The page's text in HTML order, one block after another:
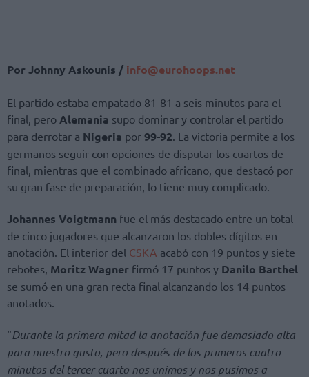
Por Johnny Askounis / info@eurohoops.net
El partido estaba empatado 81-81 a seis minutos para el
final, pero Alemania supo dominar y controlar el partido
para derrotar a Nigeria por 99-92 . La victoria permite a los
germanos seguir con opciones de disputar los cuartos de
final, mientras que el combinado africano, que destacó por
su gran fase de preparación, lo tiene muy complicado.
Johannes Voigtmann fue el más destacado entre un total
de cinco jugadores que alcanzaron los dobles dígitos en
anotación. El interior del CSKA acabó con 19 puntos y siete
rebotes, Moritz Wagner firmó 17 puntos y Danilo Barthel
se sumó en una gran recta final alcanzando los 14 puntos
anotados.
“Durante la primera mitad la anotación fue demasiado alta
para nuestro gusto, pero después de los primeros cuatro
minutos del tercer cuarto nos unimos y nos pusimos a